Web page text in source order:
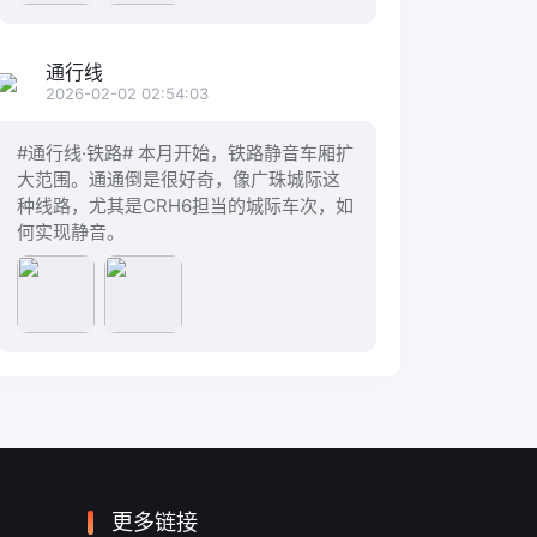
通行线
2026-02-02 02:54:03
#通行线·铁路# 本月开始，铁路静音车厢扩
大范围。通通倒是很好奇，像广珠城际这
种线路，尤其是CRH6担当的城际车次，如
何实现静音。
更多链接